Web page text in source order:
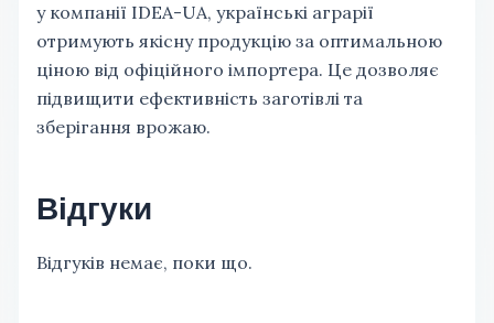
у компанії IDEA-UA, українські аграрії
отримують якісну продукцію за оптимальною
ціною від офіційного імпортера. Це дозволяє
підвищити ефективність заготівлі та
зберігання врожаю.
Відгуки
Відгуків немає, поки що.